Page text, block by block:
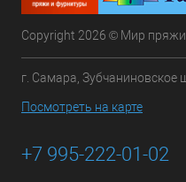
Copyright 2026 © Мир
г. Самара, Зубчаниновское
Посмотреть на карте
+7 995-222-01-02